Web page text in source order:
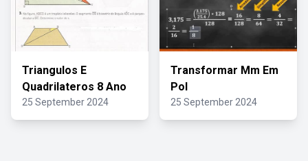
Triangulos E
Quadrilateros 8 Ano
25 September 2024
Transformar Mm Em
Pol
25 September 2024